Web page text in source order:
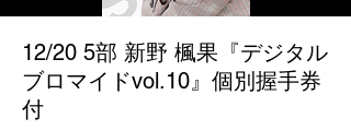
12/20 5部 新野 楓果『デジタル
ブロマイドvol.10』個別握手券
付